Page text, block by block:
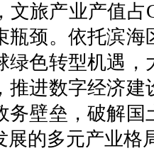
文旅产业产值
瓶颈。依托滨
绿色转型机遇
推进数字经济
务壁垒，破解
展的多元产业格